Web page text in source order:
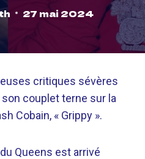
27 mai 2024
critiques sévères
couplet terne sur la
Cobain, « Grippy ».
Queens est arrivé